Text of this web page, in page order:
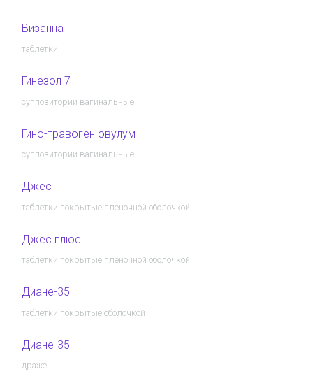
Визанна
таблетки
Гинезол 7
суппозитории вагинальные
Гино-травоген овулум
суппозитории вагинальные
Джес
таблетки покрытые пленочной оболочкой
Джес плюс
таблетки покрытые пленочной оболочкой
Диане-35
таблетки покрытые оболочкой
Диане-35
драже